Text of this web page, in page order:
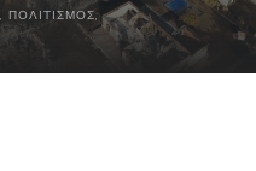
ΠΟΛΙΤΙΣΜΌΣ,